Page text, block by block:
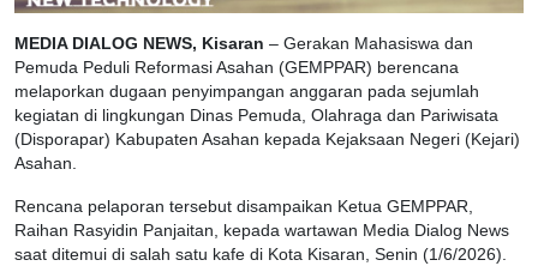
MEDIA DIALOG NEWS, Kisaran – Gerakan Mahasiswa dan
Pemuda Peduli Reformasi Asahan (GEMPPAR) berencana
melaporkan dugaan penyimpangan anggaran pada sejumlah
kegiatan di lingkungan Dinas Pemuda, Olahraga dan Pariwisata
(Disporapar) Kabupaten Asahan kepada Kejaksaan Negeri (Kejari)
Asahan.
Rencana pelaporan tersebut disampaikan Ketua GEMPPAR,
Raihan Rasyidin Panjaitan, kepada wartawan Media Dialog News
saat ditemui di salah satu kafe di Kota Kisaran, Senin (1/6/2026).